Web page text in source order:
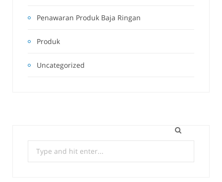
Penawaran Produk Baja Ringan
Produk
Uncategorized